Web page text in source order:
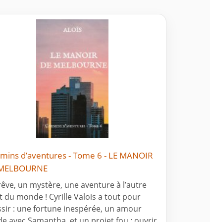
d’aventures - Tome 6 - LE MANOIR
un mystère, une aventure à l’autre
du monde ! Cyrille Valois a tout pour
: une fortune inespérée, un amour